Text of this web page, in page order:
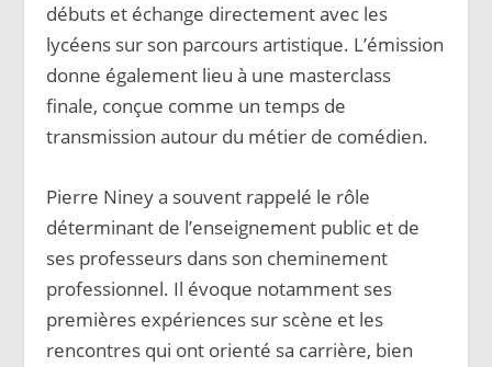
débuts et échange directement avec les
lycéens sur son parcours artistique. L’émission
donne également lieu à une masterclass
finale, conçue comme un temps de
transmission autour du métier de comédien.
Pierre Niney a souvent rappelé le rôle
déterminant de l’enseignement public et de
ses professeurs dans son cheminement
professionnel. Il évoque notamment ses
premières expériences sur scène et les
rencontres qui ont orienté sa carrière, bien